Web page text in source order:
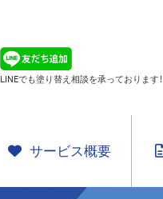
LINEでも塗り替え相談を承っております！
サービス概要